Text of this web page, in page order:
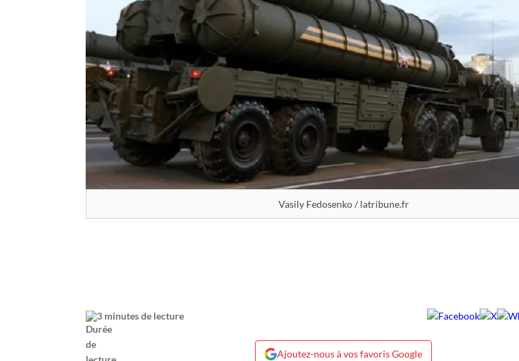
Vasily Fedosenko / latribune.fr
3 minutes de lecture
Ajoutez-nous à vos favoris Google